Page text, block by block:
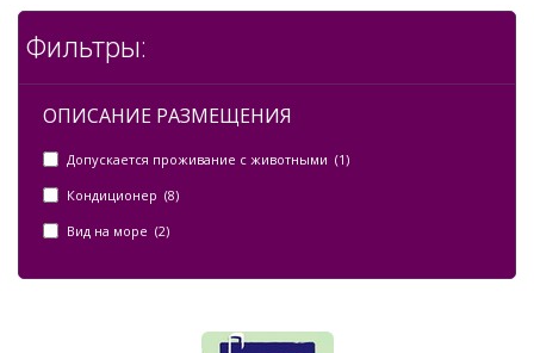
Фильтры:
ОПИСАНИЕ РАЗМЕЩЕНИЯ
Допускается проживание с животными (1)
Кондиционер (8)
Вид на море (2)